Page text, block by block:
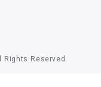
Reserved.